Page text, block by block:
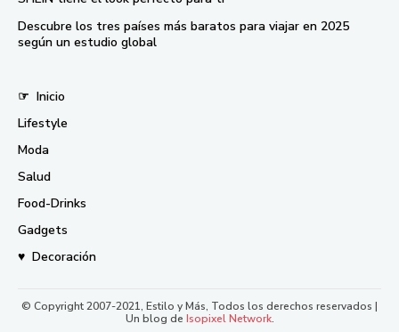
Descubre los tres países más baratos para viajar en 2025
según un estudio global
☞ Inicio
Lifestyle
Moda
Salud
Food-Drinks
Gadgets
♥ Decoración
© Copyright 2007-2021, Estilo y Más, Todos los derechos reservados |
Un blog de Isopixel Network.